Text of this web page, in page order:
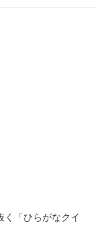
く「ひらがなクイ